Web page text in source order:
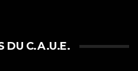
DU C.A.U.E.